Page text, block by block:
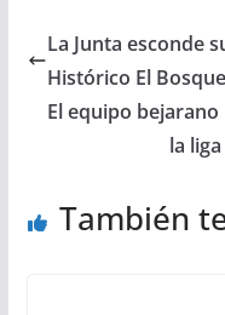
La Junta esconde
Histórico El
El equipo
la
También